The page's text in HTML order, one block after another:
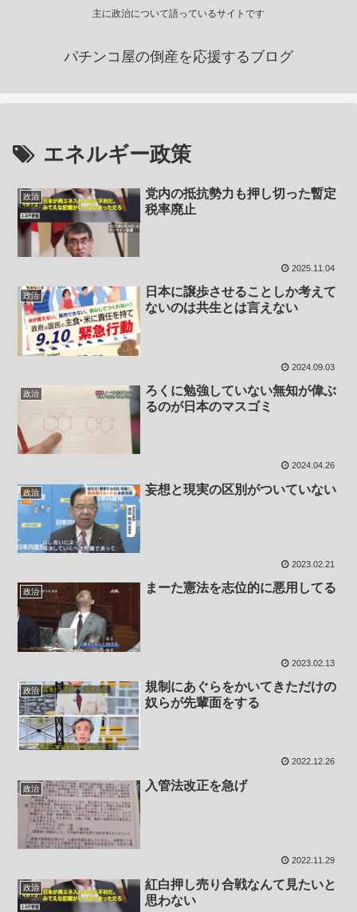
主に政治について語っているサイトです
パチンコ屋の倒産を応援するブログ
エネルギー政策
政治
党内の抵抗勢力も押し切った暫定
税率廃止
2025.11.04
政治
日本に譲歩させることしか考えて
ないのは共生とは言えない
2024.09.03
政治
ろくに勉強していない無知が偉ぶ
るのが日本のマスゴミ
2024.04.26
政治 妄想と現実の区別がついていない
2023.02.21
政治 まーた憲法を志位的に悪用してる
2023.02.13
政治
規制にあぐらをかいてきただけの
奴らが先輩面をする
2022.12.26
政治 入管法改正を急げ
2022.11.29
政治
紅白押し売り合戦なんて見たいと
思わない